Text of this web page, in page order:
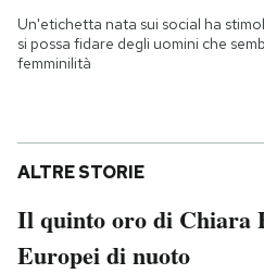
Un'etichetta nata sui social ha
si possa fidare degli uomini che
femminilità
ALTRE STORIE
Il quinto oro di Chiara
Europei di nuoto